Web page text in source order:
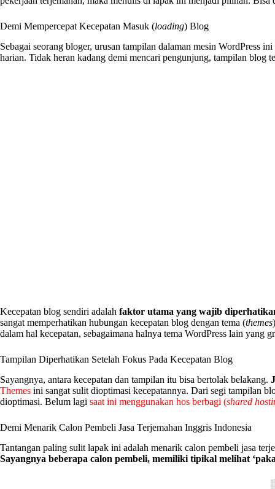
Demi Mempercepat Kecepatan Masuk (loading) Blog
Sebagai seorang bloger, urusan tampilan dalaman mesin WordPress
harian. Tidak heran kadang demi mencari pengunjung, tampilan blog
Kecepatan blog sendiri adalah faktor utama yang wajib
sangat memperhatikan hubungan kecepatan blog dengan tema (themes
dalam hal kecepatan, sebagaimana halnya tema WordPress lain yang
Tampilan Diperhatikan Setelah Fokus Pada Kecepatan Blog
Sayangnya, antara kecepatan dan tampilan itu bisa bertolak belakang.
Themes ini sangat sulit dioptimasi kecepatannya. Dari segi tampilan
dioptimasi. Belum lagi saat ini menggunakan hos berbagi (shared
Demi Menarik Calon Pembeli Jasa Terjemahan Inggris Indonesia
Tantangan paling sulit lapak ini adalah menarik calon pembeli jasa
Sayangnya beberapa calon pembeli, memiliki tipikal melihat